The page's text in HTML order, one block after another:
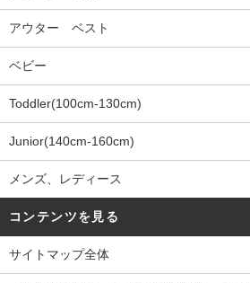
アウター ベスト
ベビー
Toddler(100cm-130cm)
Junior(140cm-160cm)
メンズ、レディース
コンテンツを見る
サイトマップ全体